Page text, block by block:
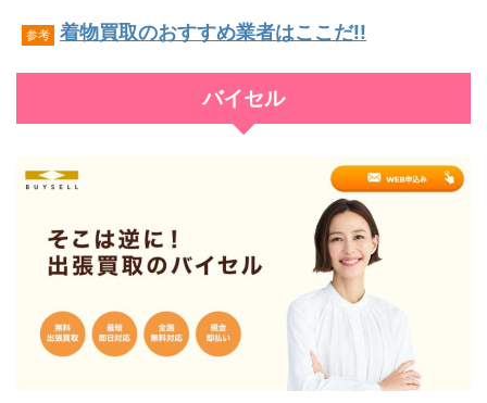
参考 着物買取のおすすめ業者はここだ!!
バイセル